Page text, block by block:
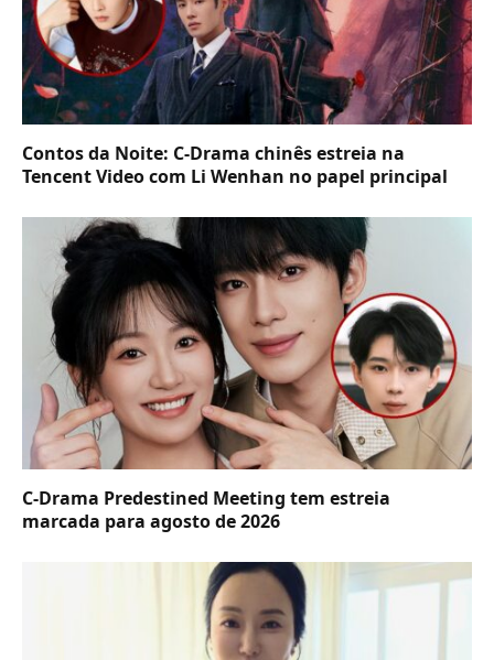
Contos da Noite: C-Drama chinês estreia na
Tencent Video com Li Wenhan no papel principal
C-Drama Predestined Meeting tem estreia
marcada para agosto de 2026